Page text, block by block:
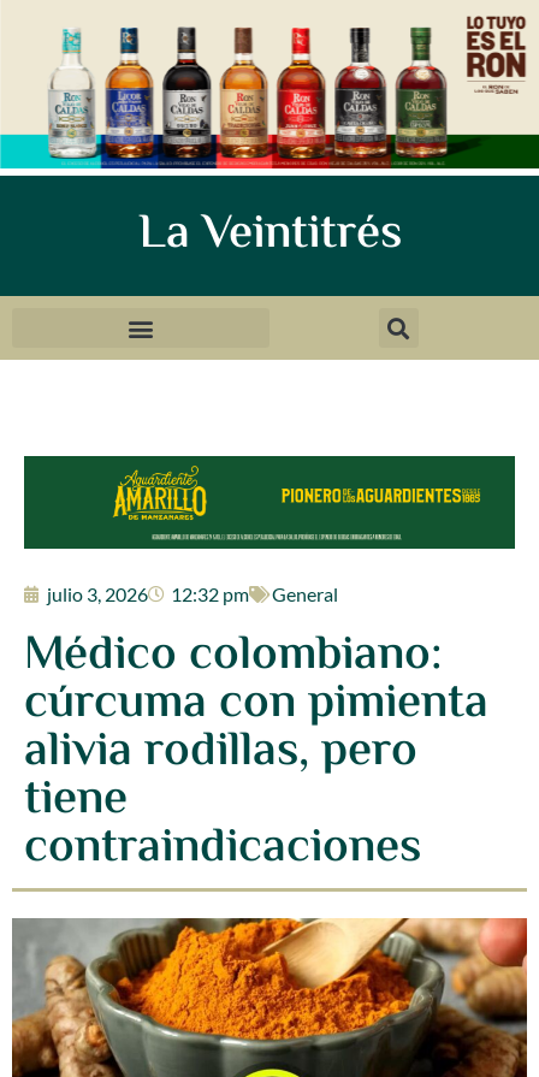
La Veintitrés
julio 3, 2026 12:32 pm General
Médico colombiano:
cúrcuma con pimienta
alivia rodillas, pero
tiene
contraindicaciones